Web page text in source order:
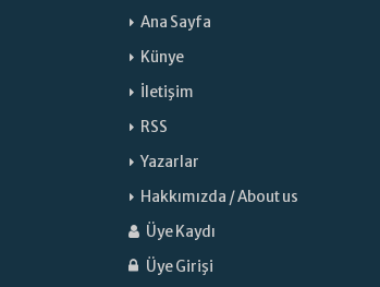
Ana Sayfa
Künye
İletişim
RSS
Yazarlar
Hakkımızda / About us
Üye Kaydı
Üye Girişi